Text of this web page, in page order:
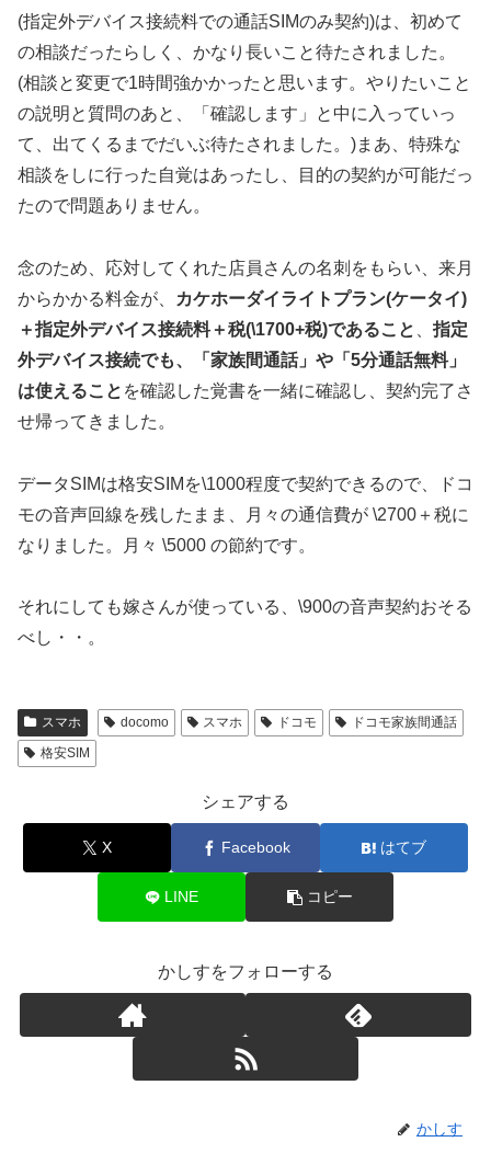
(指定外デバイス接続料での通話SIMのみ契約)は、初めて
の相談だったらしく、かなり長いこと待たされました。
(相談と変更で1時間強かかったと思います。やりたいこと
の説明と質問のあと、「確認します」と中に入っていっ
て、出てくるまでだいぶ待たされました。)まあ、特殊な
相談をしに行った自覚はあったし、目的の契約が可能だっ
たので問題ありません。
念のため、応対してくれた店員さんの名刺をもらい、来月
からかかる料金が、
カケホーダイライトプラン(ケータイ)
＋指定外デバイス接続料＋税(\1700+税)であること
指定
外デバイス接続でも、「家族間通話」や「5分通話無料」
は使えること を確認した覚書を一緒に確認し、契約完了さ
せ帰ってきました。
データSIMは格安SIMを\1000程度で契約できるので、ドコ
モの音声回線を残したまま、月々の通信費が \2700＋税に
なりました。月々 \5000 の節約です。
それにしても嫁さんが使っている、\900の音声契約おそる
べし・・。
スマホ docomo スマホ ドコモ
ドコモ家族間通話
格安SIM
シェアする
X Facebook はてブ
LINE コピー
かしすをフォローする
かしす